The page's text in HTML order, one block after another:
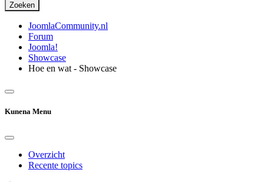
Zoeken
JoomlaCommunity.nl
Forum
Joomla!
Showcase
Hoe en wat - Showcase
Kunena Menu
Overzicht
Recente topics